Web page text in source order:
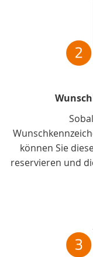
können Sie
reservieren und